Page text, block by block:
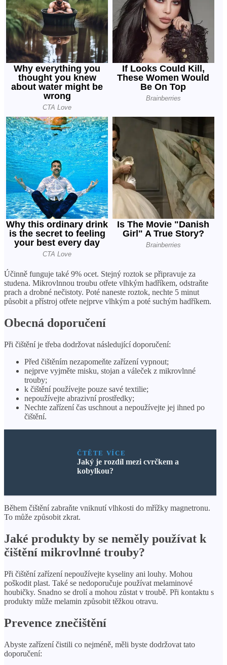
Účinně funguje také 9% ocet. Stejný roztok se připravuje za
studena. Mikrovlnnou troubu otřete vlhkým hadříkem, odstraňte
prach a drobné nečistoty. Poté naneste roztok, nechte 5 minut
působit a přístroj otřete nejprve vlhkým a poté suchým hadříkem.
Obecná doporučení
Při čištění je třeba dodržovat následující doporučení:
Před čištěním nezapomeňte zařízení vypnout;
nejprve vyjměte misku, stojan a váleček z mikrovlnné
trouby;
k čištění používejte pouze savé textilie;
nepoužívejte abrazivní prostředky;
Nechte zařízení čas uschnout a nepoužívejte jej ihned po
čištění.
ČTĚTE VÍCE
Jaký je rozdíl mezi cvrčkem a
kobylkou?
Během čištění zabraňte vniknutí vlhkosti do mřížky magnetronu.
To může způsobit zkrat.
Jaké produkty by se neměly používat k
čištění mikrovlnné trouby?
Při čištění zařízení nepoužívejte kyseliny ani louhy. Mohou
poškodit plast. Také se nedoporučuje používat melaminové
houbičky. Snadno se drolí a mohou zůstat v troubě. Při kontaktu s
produkty může melamin způsobit těžkou otravu.
Prevence znečištění
Abyste zařízení čistili co nejméně, měli byste dodržovat tato
doporučení: